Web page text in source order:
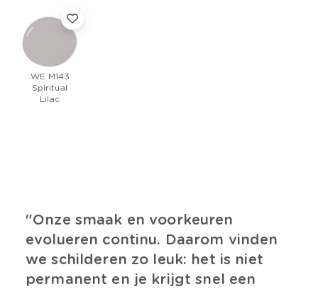
WE M143
Spiritual
Lilac
Onze smaak en voorkeuren
evolueren continu. Daarom vinden
we schilderen zo leuk: het is niet
permanent en je krijgt snel een